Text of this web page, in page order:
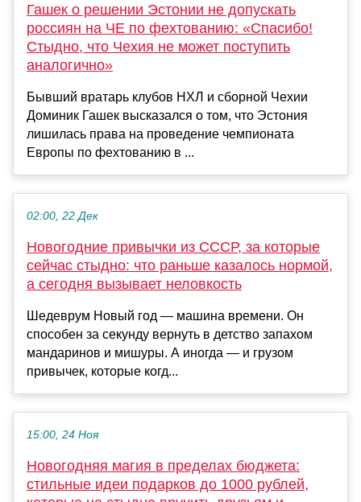
Гашек о решении Эстонии не допускать
россиян на ЧЕ по фехтованию: «Спасибо!
Стыдно, что Чехия не может поступить
аналогично»
Бывший вратарь клубов НХЛ и сборной Чехии
Доминик Гашек высказался о том, что Эстония
лишилась права на проведение чемпионата
Европы по фехтованию в ...
02:00, 22 Дек
Новогодние привычки из СССР, за которые
сейчас стыдно: что раньше казалось нормой,
а сегодня вызывает неловкость
Шедеврум Новый год — машина времени. Он
способен за секунду вернуть в детство запахом
мандаринов и мишуры. А иногда — и грузом
привычек, которые когд...
15:00, 24 Ноя
Новогодняя магия в пределах бюджета:
стильные идеи подарков до 1000 рублей,